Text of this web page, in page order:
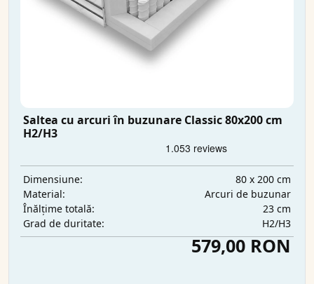
Saltea cu arcuri în buzunare Classic 80x200 cm
H2/H3
Dimensiune:
80 x 200 cm
Material:
Arcuri de buzunar
Înălțime totală:
23 cm
Grad de duritate:
H2/H3
579,00 RON